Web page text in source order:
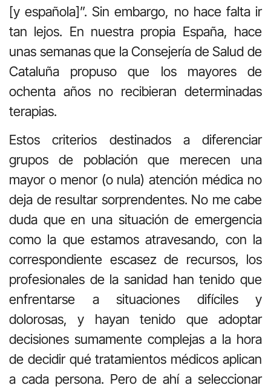
[y española]”. Sin embargo, no hace falta ir
tan lejos. En nuestra propia España, hace
unas semanas que la Consejería de Salud de
Cataluña propuso que los mayores de
ochenta años no recibieran determinadas
terapias.
Estos criterios destinados a diferenciar
grupos de población que merecen una
mayor o menor (o nula) atención médica no
deja de resultar sorprendentes. No me cabe
duda que en una situación de emergencia
como la que estamos atravesando, con la
correspondiente escasez de recursos, los
profesionales de la sanidad han tenido que
enfrentarse a situaciones difíciles y
dolorosas, y hayan tenido que adoptar
decisiones sumamente complejas a la hora
de decidir qué tratamientos médicos aplican
a cada persona. Pero de ahí a seleccionar